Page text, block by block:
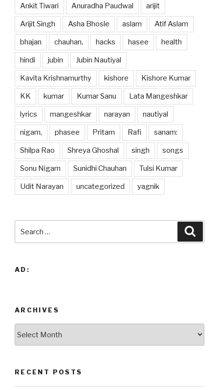
Ankit Tiwari Anuradha Paudwal arijit
Arijit Singh Asha Bhosle aslam Atif Aslam
bhajan chauhan, hacks hasee health
hindi jubin Jubin Nautiyal
Kavita Krishnamurthy kishore Kishore Kumar
KK kumar Kumar Sanu Lata Mangeshkar
lyrics mangeshkar narayan nautiyal
nigam, phasee Pritam Rafi sanam:
Shilpa Rao Shreya Ghoshal singh songs
Sonu Nigam Sunidhi Chauhan Tulsi Kumar
Udit Narayan uncategorized yagnik
AD:
ARCHIVES
RECENT POSTS